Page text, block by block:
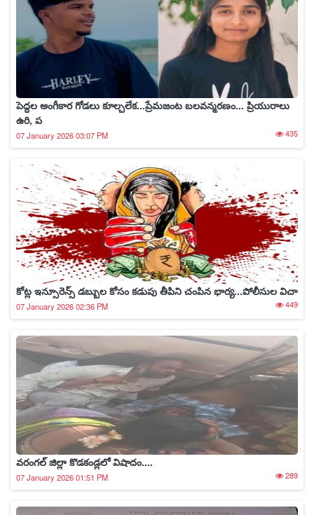
పెద్దల అంగీకార గోడలు కూల్చలేక...ప్రేమజంట బలవన్మరణం... ప్రియురాలు
ఉరి, ప
07 January 2026 03:07 PM 435
కోట్ల ఇన్సూరెన్స్ డబ్బుల కోసం కడుపు తీపిని చంపిన భార్య...పోలీసుల విచా
07 January 2026 02:36 PM 449
వరంగల్ జిల్లా కొడకండ్లలో విషాదం....
07 January 2026 01:51 PM 289